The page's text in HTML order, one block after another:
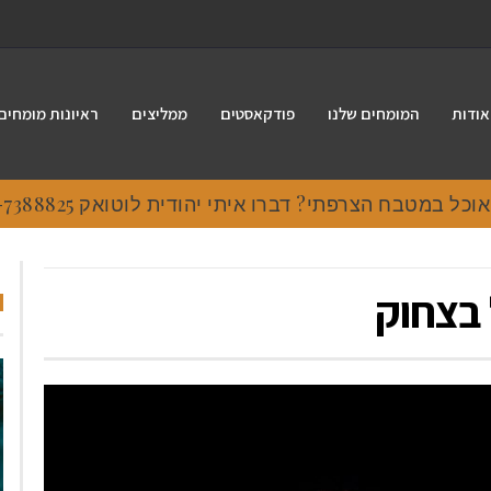
אודות המומחים שלנו פודקאסטים ממליצים ראיונות
במטבח הצרפתי? דברו איתי יהודית לוטואק 054-7388825.
בצחוק